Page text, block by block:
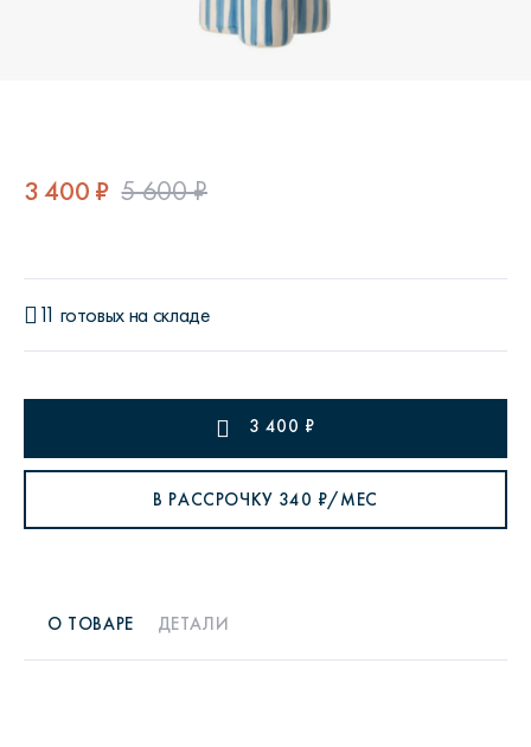
3 400 ₽ 5 600 ₽
11 готовых на складе
3 400 ₽
В РАССРОЧКУ 340 ₽/МЕС
О ТОВАРЕ ДЕТАЛИ